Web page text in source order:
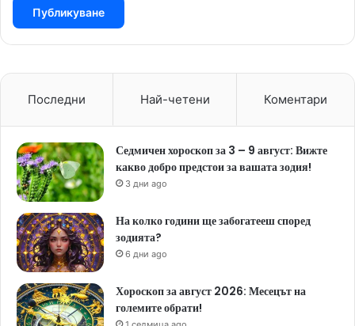
Последни Най-четени Коментари
Седмичен хороскоп за 3 – 9 август: Вижте
какво добро предстои за вашата зодия!
3 дни ago
На колко години ще забогатееш според
зодията?
6 дни ago
Хороскоп за август 2026: Месецът на
големите обрати!